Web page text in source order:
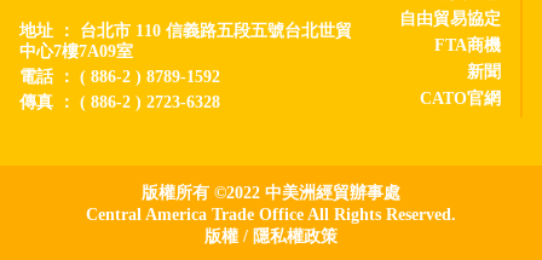
地址 ： 台北市 110 信義路五段五號台北世貿
中心7樓7A09室
電話 ： ( 886-2 ) 8789-1592
傳真 ： ( 886-2 ) 2723-6328
自由貿易協定
FTA商機
新聞
CATO官網
版權所有 ©2022 中美洲經貿辦事處
Central America Trade Office All Rights Reserved.
版權 / 隱私權政策